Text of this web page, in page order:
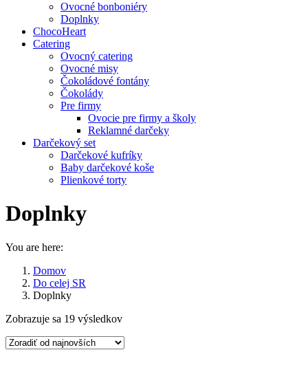
Ovocné bonboniéry
Doplnky
ChocoHeart
Catering
Ovocný catering
Ovocné misy
Čokoládové fontány
Čokolády
Pre firmy
Ovocie pre firmy a školy
Reklamné darčeky
Darčekový set
Darčekové kufríky
Baby darčekové koše
Plienkové torty
Doplnky
You are here:
Domov
Do celej SR
Doplnky
Zobrazuje sa 19 výsledkovZoradené